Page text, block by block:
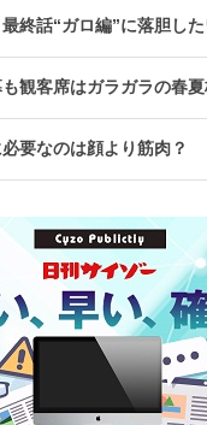
最終話“ガロ編”に落胆し
観客席はガラガラの春
必要なのは顔より筋肉？